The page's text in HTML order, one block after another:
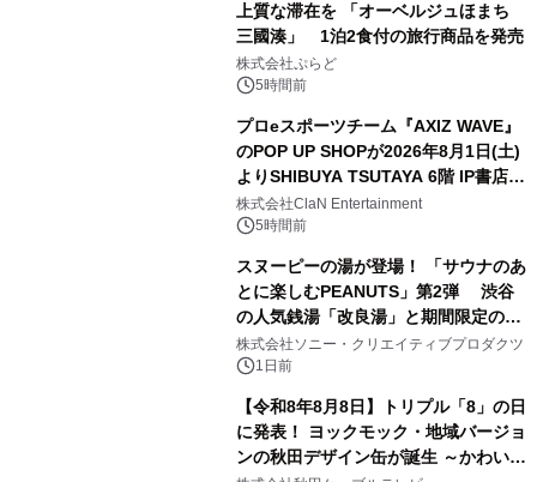
上質な滞在を 「オーベルジュほまち
三國湊」 1泊2食付の旅行商品を発売
株式会社ぷらど
5時間前
プロeスポーツチーム『AXIZ WAVE』
のPOP UP SHOPが2026年8月1日(土)
よりSHIBUYA TSUTAYA 6階 IP書店で
開催決定！！
株式会社ClaN Entertainment
5時間前
スヌーピーの湯が登場！ 「サウナのあ
とに楽しむPEANUTS」第2弾 渋谷
の人気銭湯「改良湯」と期間限定のコ
ラボレーション サウナイキタイコラ
ボグッズも発売決定！
株式会社ソニー・クリエイティブプロダクツ
1日前
【令和8年8月8日】トリプル「8」の日
に発表！ ヨックモック・地域バージョ
ンの秋田デザイン缶が誕生 ～かわいい